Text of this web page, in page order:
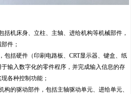
括机床身、立柱、主轴、进给机构等机械部件，
件；
包括硬件（印刷电路板、CRT显示器、键盒、纸
输入数字化的零件程序，并完成输入信息的存
各种控制功能；
构的驱动部件，包括主轴驱动单元、进给单元、